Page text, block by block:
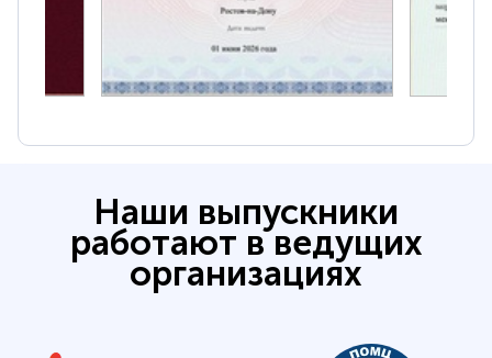
Наши выпускники
работают в ведущих
организациях